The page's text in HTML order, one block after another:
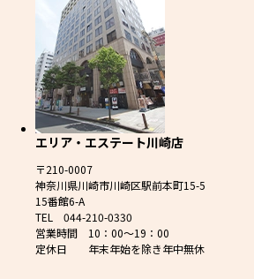
エリア・エステート川崎店
〒210-0007
神奈川県川崎市川崎区駅前本町15-5
15番館6-A
TEL 044-210-0330
営業時間 10：00～19：00
定休日 年末年始を除き年中無休